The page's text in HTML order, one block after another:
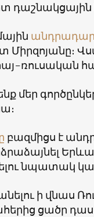
ռուսական
մեր
բազմիցս է
նպատակ
անելու ի
ցածր